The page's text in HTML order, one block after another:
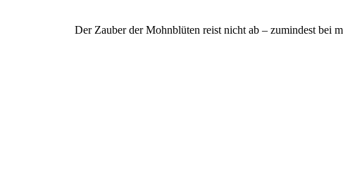
Der Zauber der Mohnblüten reist nicht ab – zumindest bei